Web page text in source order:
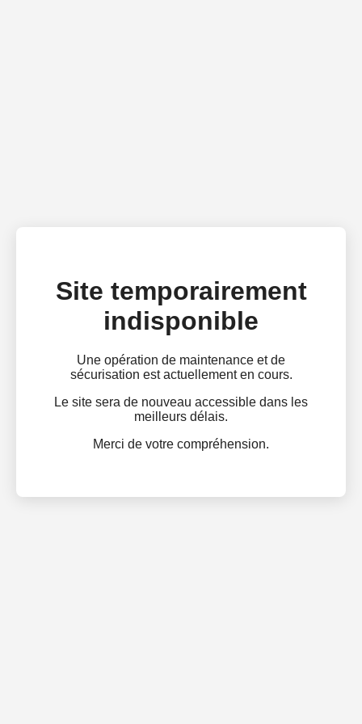
Site temporairement
indisponible
Une opération de maintenance et de
sécurisation est actuellement en cours.
Le site sera de nouveau accessible dans les
meilleurs délais.
Merci de votre compréhension.